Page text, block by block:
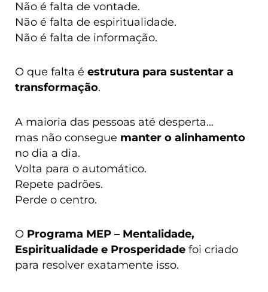
Não é falta de vontade.
Não é falta de espiritualidade.
Não é falta de informação.
O que falta é estrutura para sustentar a
transformação.
A maioria das pessoas até desperta…
mas não consegue manter o alinhamento
no dia a dia.
Volta para o automático.
Repete padrões.
Perde o centro.
O Programa MEP – Mentalidade,
Espiritualidade e Prosperidade foi criado
para resolver exatamente isso.